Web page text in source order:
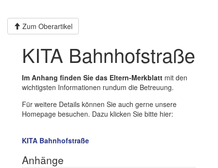
Zum Oberartikel
KITA Bahnhofstraße
Im Anhang finden Sie das Eltern-Merkblatt mit den
wichtigsten Informationen rundum die Betreuung.
Für weitere Details können Sie auch gerne unsere
Homepage besuchen. Dazu klicken Sie bitte hier:
KITA Bahnhofstraße
Anhänge